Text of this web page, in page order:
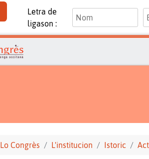
Letra de
ligason :
Lo Congrès L'institucion Istoric